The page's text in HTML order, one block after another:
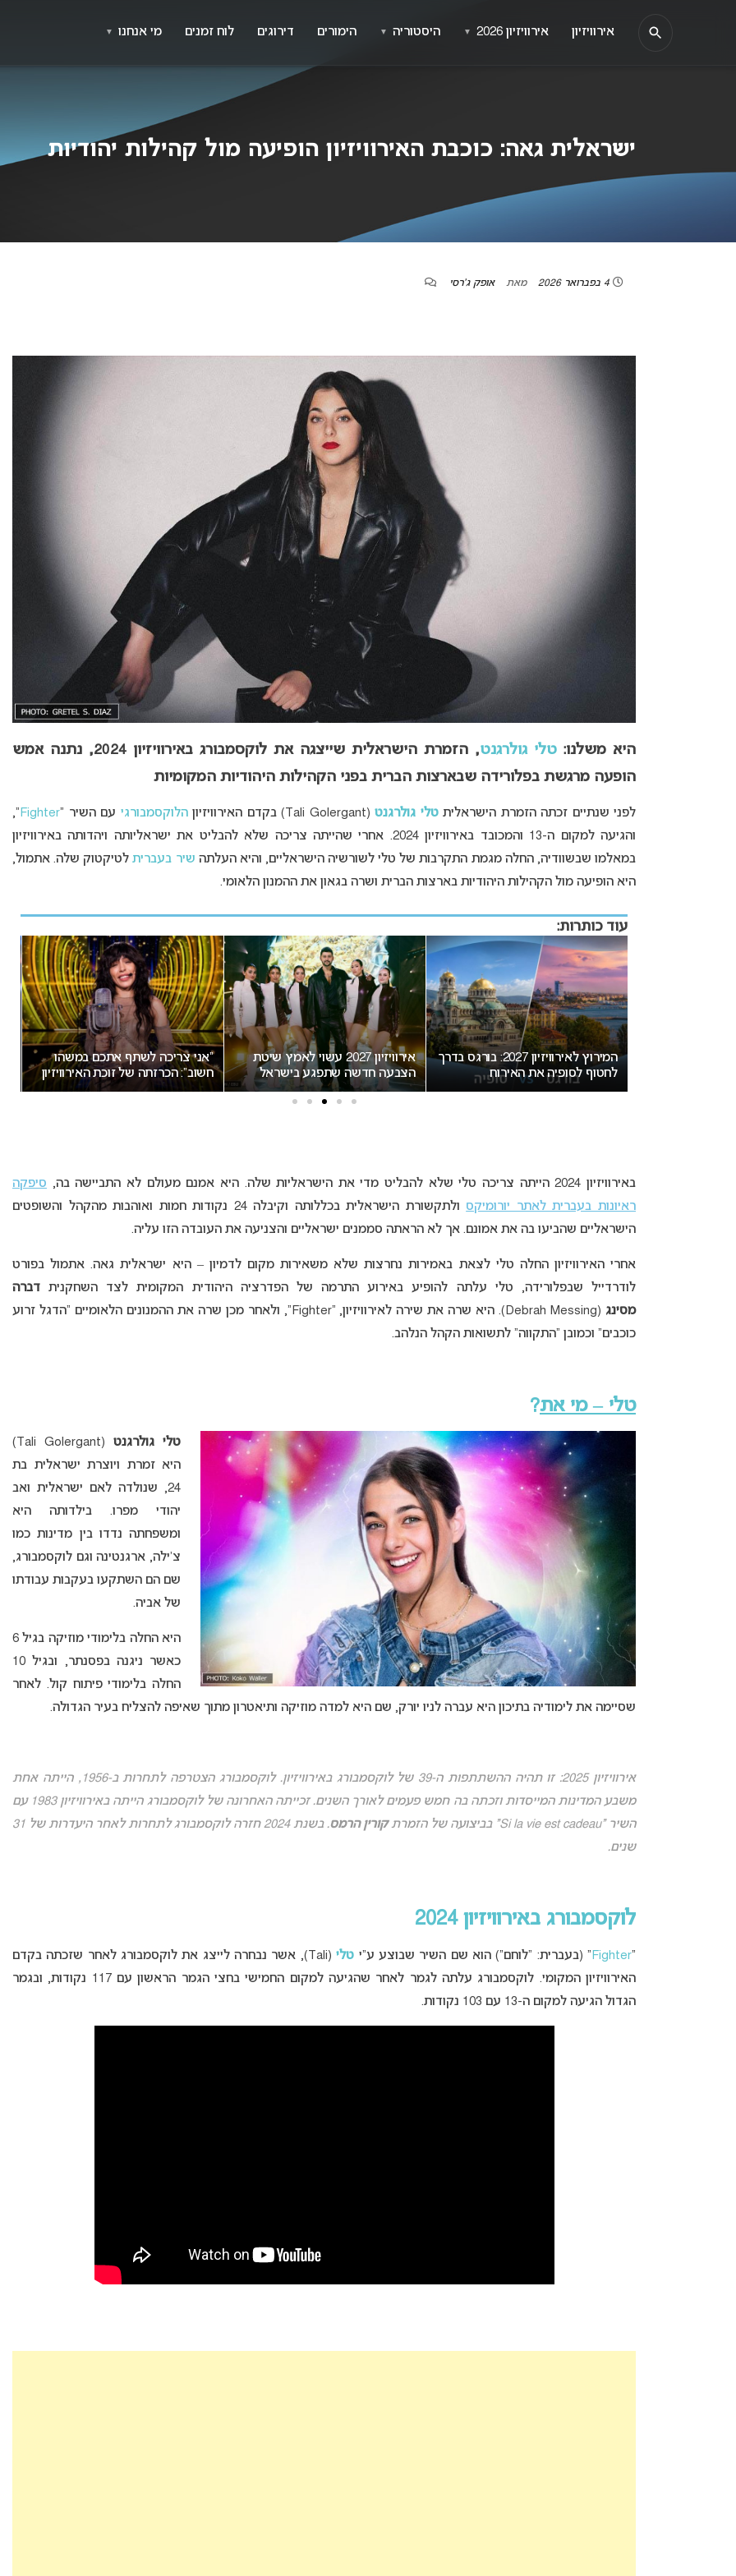
ישראלית גאה: כוכבת האירוויזיון הופיעה מול קהילות יהודיות
מאת אופק ג'רסי
היא משלנו: טלי גולרגנט
, הזמרת הישראלית שייצגה את לוקסמבורג באירוויזיון 2024, נתנה אמש
הופעה מרגשת בפלורידה שבארצות הברית בפני הקהילות היהודיות המקומיות
לפני שנתיים זכתה הזמרת הישראליתטלי גולרגנט (Tali Golergant) בקדם האירוויזיון הלוקסמבורגי עם השיר “Fighter
“,
והגיעה למקום ה-13 והמכובד באירוויזיון 2024. אחרי שהייתה צריכה שלא להבליט את ישראליותה ויהדותה באירוויזיון
במאלמו שבשוודיה, החלה מגמת התקרבות של טלי לשורשיה הישראליים, והיא העלתה שיר בעבריתלטיקטוק שלה. אתמול,
היא הופיעה מול הקהילות היהודיות בארצות הברית ושרה בגאון את ההמנון הלאומי.
עוד כותרות:
המירוץ לאירוויזיון 2027: בורגס בדרך
לחטוף לסופיה את האירוח
אירוויזיון 2027 עשוי לאמץ שיטת
הצבעה חדשה שתפגע בישראל
“אני צריכה לשתף אתכם במשהו
חשוב”: הכרזתה של זוכת האירוויזיון
מסעירה את הרשת
באירוויזיון 2024 הייתה צריכה טלי שלא להבליט מדי את הישראליות שלה. היא אמנם מעולם לא התביישה בה,
סיפקה
ראיונות בעברית לאתר יורומיקס
ולתקשורת הישראלית בכללותה וקיבלה 24 נקודות חמות ואוהבות מהקהל והשופטים
הישראליים שהביעו בה את אמונם. אך לא הראתה סממנים ישראליים והצניעה את העובדה הזו עליה.
אחרי האירוויזיון החלה טלי לצאת באמירות נחרצות שלא משאירות מקום לדמיון – היא ישראלית גאה. אתמול בפורט
לודרדייל שבפלורידה, טלי עלתה להופיע באירוע התרמה של הפדרציה היהודית המקומית לצד השחקנית דברה
מסינג
(Debrah Messing). היא שרה את שירה לאירוויזיון, “Fighter”, ולאחר מכן שרה את ההמנונים הלאומיים “הדגל זרוע
כוכבים” וכמובן “התקווה” לתשואות הקהל הנלהב.
טלי – מי את?
טלי גולרגנט
(Tali Golergant)
היא זמרת ויוצרת ישראלית בת
24, שנולדה לאם ישראלית ואב
יהודי מפרו. בילדותה היא
ומשפחתה נדדו בין מדינות כמו
צ’ילה, ארגנטינה וגם לוקסמבורג,
שם הם השתקעו בעקבות עבודתו
של אביה.
היא החלה בלימודי מוזיקה בגיל 6
כאשר ניגנה בפסנתר, ובגיל 10
החלה בלימודי פיתוח קול. לאחר
שסיימה את לימודיה בתיכון היא עברה לניו יורק, שם היא למדה מוזיקה ותיאטרון מתוך שאיפה להצליח בעיר הגדולה.
אירוויזיון 2025: זו תהיה ההשתתפות ה-39 של לוקסמבורג באירוויזיון. לוקסמבורג הצטרפה לתחרות ב-1956, הייתה אחת
משבע המדינות המייסדות ו
זכתה בה חמש פעמים לאורך השנים. זכייתה האחרונה של לוקסמבורג הייתה באירוויזיון 1983 עם
השיר “Si la vie est cadeau” בביצועה של הזמרת
קורין הרמס
. בשנת 2024 חזרה לוקסמבורג לתחרות לאחר היעדרות של 31
שנים.
לוקסמבורג באירוויזיון 2024
“
Fighter ” (בעברית: “לוחם”) הוא שם השיר שבוצע ע”י טלי
(Tali), אשר נבחרה לייצג את לוקסמבורג לאחר שזכתה בקדם
האירוויזיון המקומי. לוקסמבורג עלתה לגמר לאחר שהגיעה למקום החמישי בחצי הגמר הראשון עם 117 נקודות, ובגמר
הגדול הגיעה למקום ה-13 עם 103 נקודות.
אירוויזיון אירוויזיון 2026 ▼ היסטוריה ▼ הימורים דירוגים לוח זמנים מי אנחנו ▼